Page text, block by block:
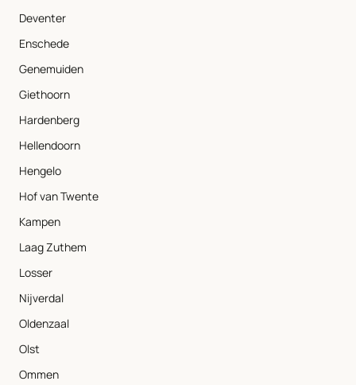
Deventer
Enschede
Genemuiden
Giethoorn
Hardenberg
Hellendoorn
Hengelo
Hof van Twente
Kampen
Laag Zuthem
Losser
Nijverdal
Oldenzaal
Olst
Ommen